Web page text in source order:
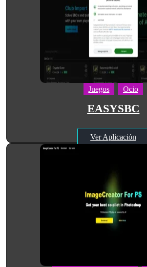
Juegos Ocio
EASYSBC
Ver Aplicación